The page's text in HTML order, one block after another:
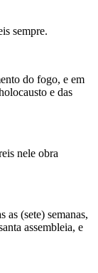
sempre.
do fogo, e em
e das
nele obra
as (sete) semanas,
assembleia, e